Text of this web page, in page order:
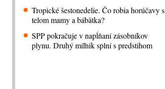
Tropické šestonedelie. Čo robia horúčavy s
telom mamy a bábätka?
SPP pokračuje v napĺňaní zásobníkov
plynu. Druhý míľnik splní s predstihom